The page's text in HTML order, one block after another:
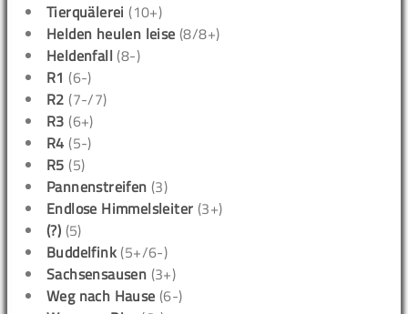
Tierquälerei (10+)
Helden heulen leise (8/8+)
Heldenfall (8-)
R1 (6-)
R2 (7-/7)
R3 (6+)
R4 (5-)
R5 (5)
Pannenstreifen (3)
Endlose Himmelsleiter (3+)
(?) (5)
Buddelfink (5+/6-)
Sachsensausen (3+)
Weg nach Hause (6-)